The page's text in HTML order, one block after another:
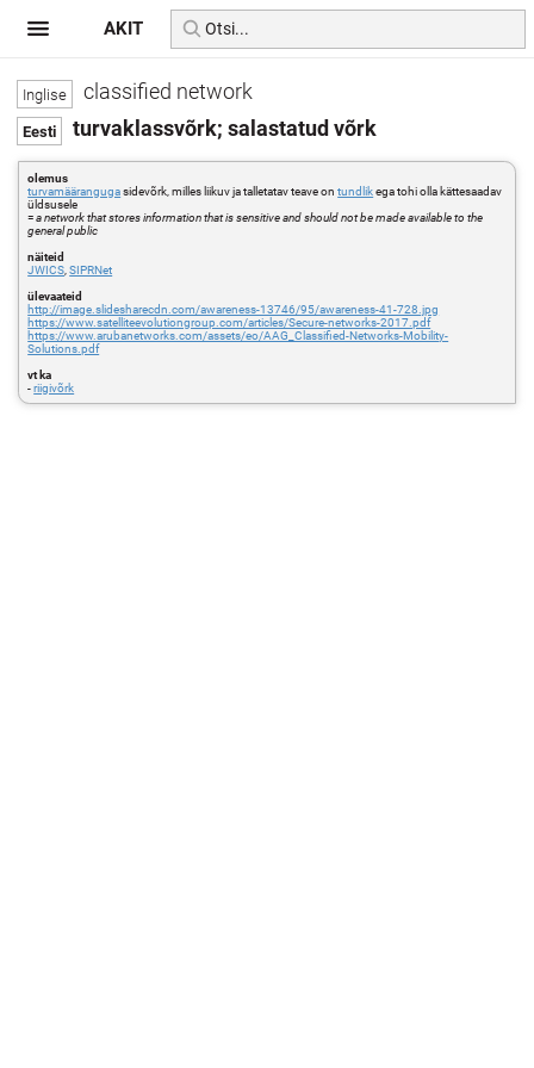
classified network
turvaklassvõrk; salastatud võrk
olemus
turvamäärangugasidevõrk, milles liikuv ja talletatav teave ontundlikega tohi olla kättesaadav
üldsusele
=a network that stores information that is sensitive and should not be made available to the
general public
näiteid
JWICS ,SIPRNet
ülevaateid
http://image.slidesharecdn.com/awareness-13746/95/awareness-41-728.jpg
https://www.satelliteevolutiongroup.com/articles/Secure-networks-2017.pdf
https://www.arubanetworks.com/assets/eo/AAG_Classified-Networks-Mobility-
Solutions.pdf
vt ka
-riigivõrk
AKIT